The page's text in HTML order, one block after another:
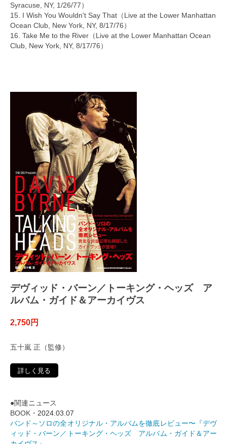
Syracuse, NY, 1/26/77）
15. I Wish You Wouldn't Say That（Live at the Lower Manhattan
Ocean Club, New York, NY, 8/17/76）
16. Take Me to the River（Live at the Lower Manhattan Ocean
Club, New York, NY, 8/17/76）
デヴィッド・バーン／トーキング・ヘッズ ア
ルバム・ガイド＆アーカイヴス
2,750円
五十嵐 正（監修）
詳しく見る
●関連ニュース
BOOK・ 2024.03.07
バンド～ソロの全オリジナル・アルバムを徹底レビュー〜『デヴ
ィッド・バーン／トーキング・ヘッズ アルバム・ガイド＆アー